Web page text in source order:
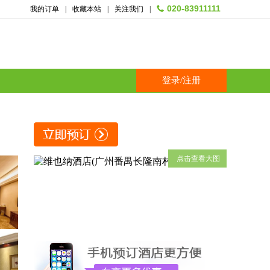
我的订单 收藏本站 关注我们 020-83911111
登录/注册
点击查看大图